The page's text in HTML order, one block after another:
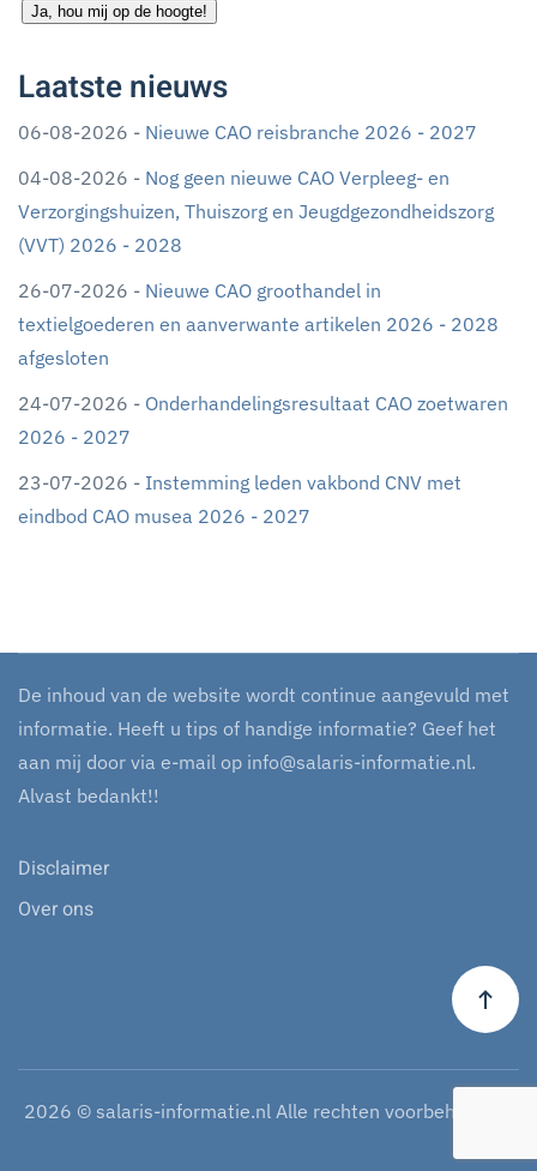
Ja, hou mij op de hoogte!
Laatste nieuws
06-08-2026 - Nieuwe CAO reisbranche 2026 - 2027
04-08-2026 - Nog geen nieuwe CAO Verpleeg- en
Verzorgingshuizen, Thuiszorg en Jeugdgezondheidszorg
(VVT) 2026 - 2028
26-07-2026 - Nieuwe CAO groothandel in
textielgoederen en aanverwante artikelen 2026 - 2028
afgesloten
24-07-2026 - Onderhandelingsresultaat CAO zoetwaren
2026 - 2027
23-07-2026 - Instemming leden vakbond CNV met
eindbod CAO musea 2026 - 2027
De inhoud van de website wordt continue aangevuld met
informatie. Heeft u tips of handige informatie? Geef het
aan mij door via e-mail op info@salaris-informatie.nl.
Alvast bedankt!!
Disclaimer
Over ons
2026 © salaris-informatie.nl Alle rechten voorbehouden.